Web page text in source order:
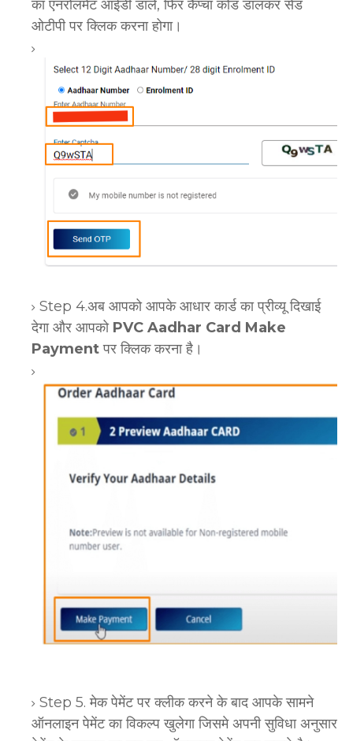
का एनरोलमेंट आईडी डालें, फिर कैप्चा कोड डालकर सेंड
ओटीपी पर क्लिक करना होगा।
Step 4.अब आपको आपके आधार कार्ड का प्रीव्यू दिखाई
देगा और आपको PVC Aadhar Card Make
Paymentपर क्लिक करना है।
Step 5. मेक पेमेंट पर क्लीक करने के बाद आपके सामने
ऑनलाइन पेमेंट का विकल्प खुलेगा जिसमे अपनी सुविधा अनुसार